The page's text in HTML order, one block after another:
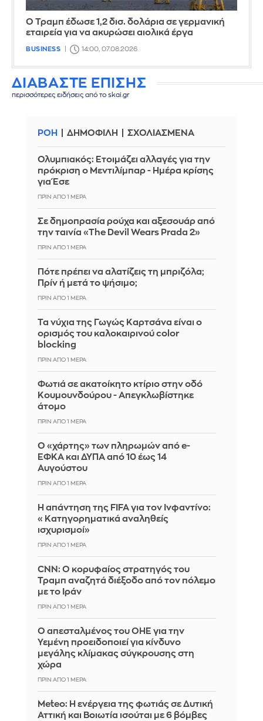
Ο Τραμπ έδωσε 1,2 δισ. δολάρια σε γερμανική
εταιρεία για να ακυρώσει αιολικά έργα
BUSINESS 14:00, 07.08.2026
ΔΙΑΒΑΣΤΕ ΕΠΙΣΗΣ
περισσότερες ειδήσεις από το skai.gr
ΡΟΗ ΔΗΜΟΦΙΛΗ ΣΧΟΛΙΑΣΜΕΝΑ
Ολυμπιακός: Ετοιμάζει αλλαγές για την
πρόκριση ο Μεντιλίμπαρ - Ημέρα κρίσης
για Έσε
ΠΡΙΝ ΑΠΌ 1 ΜΈΡΑ
Σε δημοπρασία ρούχα και αξεσουάρ από
την ταινία «The Devil Wears Prada 2»
ΠΡΙΝ ΑΠΌ 1 ΜΈΡΑ
Πότε πρέπει να αλατίζεις τη μπριζόλα;
Πρίν ή μετά το ψήσιμο;
ΠΡΙΝ ΑΠΌ 1 ΜΈΡΑ
Τα νύχια της Γωγώς Καρτσάνα είναι ο
ορισμός του καλοκαιρινού color
blocking
ΠΡΙΝ ΑΠΌ 1 ΜΈΡΑ
Φωτιά σε ακατοίκητο κτίριο στην οδό
Κουμουνδούρου - Απεγκλωβίστηκε
άτομο
ΠΡΙΝ ΑΠΌ 1 ΜΈΡΑ
Ο «χάρτης» των πληρωμών από e-
ΕΦΚΑ και ΔΥΠΑ από 10 έως 14
Αυγούστου
ΠΡΙΝ ΑΠΌ 1 ΜΈΡΑ
Η απάντηση της FIFA για τον Ινφαντίνο:
«Κατηγορηματικά αναληθείς
ισχυρισμοί»
ΠΡΙΝ ΑΠΌ 1 ΜΈΡΑ
CNN: Ο κορυφαίος στρατηγός του
Τραμπ αναζητά διέξοδο από τον πόλεμο
με το Ιράν
ΠΡΙΝ ΑΠΌ 1 ΜΈΡΑ
Ο απεσταλμένος του ΟΗΕ για την
Υεμένη προειδοποιεί για κίνδυνο
μεγάλης κλίμακας σύγκρουσης στη
χώρα
ΠΡΙΝ ΑΠΌ 1 ΜΈΡΑ
Meteo: Η ενέργεια της φωτιάς σε Δυτική
Αττική και Βοιωτία ισούται με 6 βόμβες